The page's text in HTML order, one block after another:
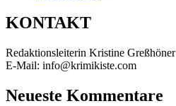
KONTAKT
Redaktionsleiterin Kristine Greßhöner
E-Mail: info@krimikiste.com
Neueste Kommentare